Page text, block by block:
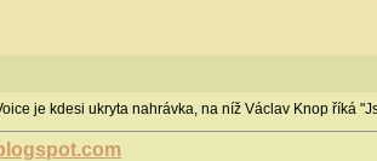
je kdesi ukryta nahrávka, na níž Václav Knop říká